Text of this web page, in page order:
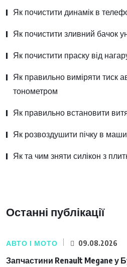
Як почистити динамік в
Як почистити зливний бачок
Як почистити праску від
Як правильно виміряти тиск
тонометром
Як правильно встановити
Як розвоздушити пічку в
Як та чим зняти силікон з
Останні публікації
АВТО І МОТО 09.08.2026
Запчастини Renault Megane у